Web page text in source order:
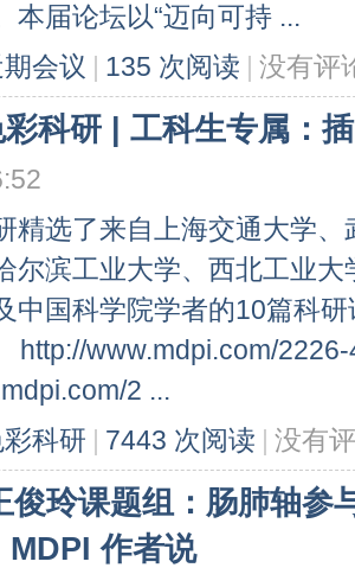
本届论坛以“迈向可持 ...
会议 | 135 次阅读 | 没有评
科研 | 工科生专属：
精选了来自上海交通大学
尔滨工业大学、西北工业
中国科学院学者的10篇科
http://www.mdpi.com/
2 ...
科研 | 7443 次阅读 | 没有
俊玲课题组：肠肺轴参
MDPI 作者说